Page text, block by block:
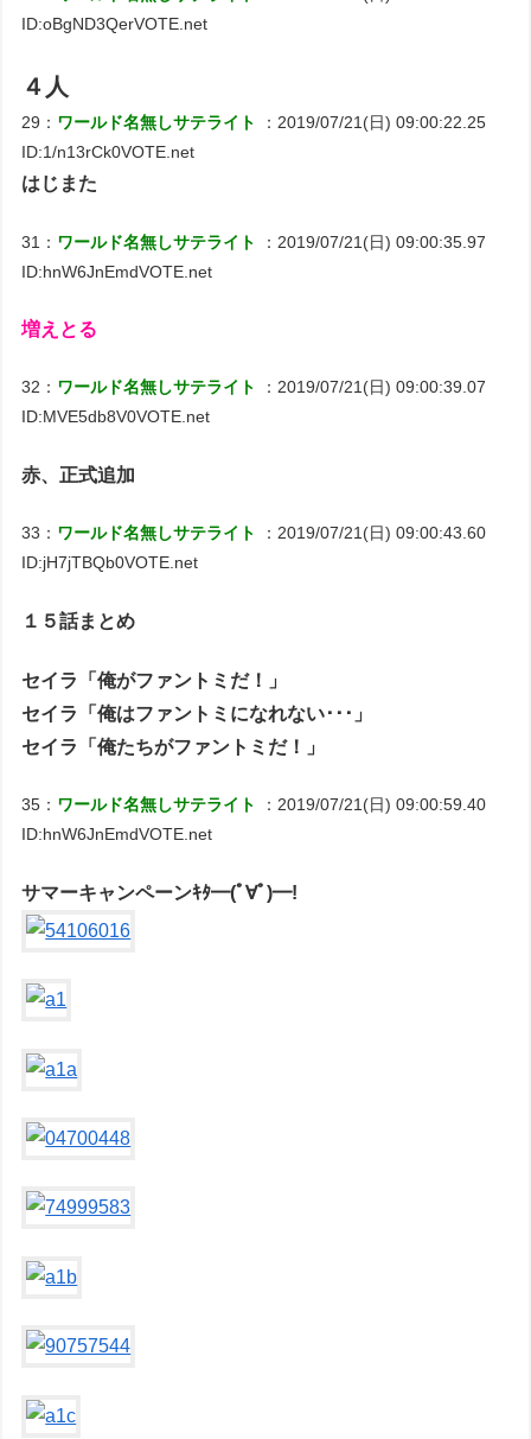
ID:oBgND3QerVOTE.net
４人
29： ワールド名無しサテライト
：2019/07/21(日) 09:00:22.25
ID:1/n13rCk0VOTE.net
はじまた
31： ワールド名無しサテライト
：2019/07/21(日) 09:00:35.97
ID:hnW6JnEmdVOTE.net
増えとる
32： ワールド名無しサテライト
：2019/07/21(日) 09:00:39.07
ID:MVE5db8V0VOTE.net
赤、正式追加
33： ワールド名無しサテライト
：2019/07/21(日) 09:00:43.60
ID:jH7jTBQb0VOTE.net
１５話まとめ
セイラ「俺がファントミだ！」
セイラ「俺はファントミになれない･･･」
セイラ「俺たちがファントミだ！」
35： ワールド名無しサテライト
：2019/07/21(日) 09:00:59.40
ID:hnW6JnEmdVOTE.net
サマーキャンペーンｷﾀ━(ﾟ∀ﾟ)━!